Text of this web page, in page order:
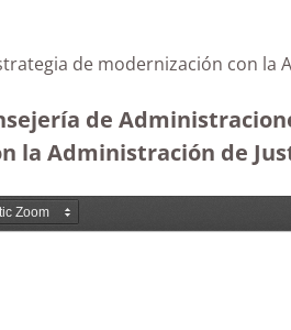
de modernización con
de
Administración de